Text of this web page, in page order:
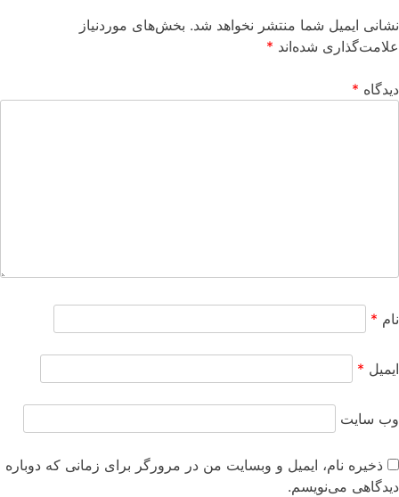
نشانی ایمیل شما منتشر نخواهد شد. بخش‌های موردنیاز
علامت‌گذاری شده‌اند *
دیدگاه *
نام *
ایمیل *
وب‌ سایت
ذخیره نام، ایمیل و وبسایت من در مرورگر برای زمانی که دوباره
دیدگاهی می‌نویسم.